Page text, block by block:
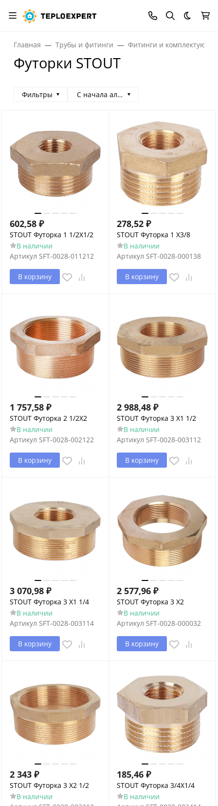
Темная
Главная Трубы и фитинги Фитинги и
Футорки STOUT
Фильтры С начала алфавита
602,58 ₽
STOUT Футорка 1 1/2X1/2
В наличии
Артикул SFT-0028-011212
В корзину
278,52 ₽
STOUT Футорка 1 X3/8
В наличии
Артикул SFT-0028-000138
В корзину
1 757,58 ₽
STOUT Футорка 2 1/2X2
В наличии
Артикул SFT-0028-002122
В корзину
2 988,48 ₽
STOUT Футорка 3 X1 1/2
В наличии
Артикул SFT-0028-003112
В корзину
3 070,98 ₽
STOUT Футорка 3 X1 1/4
В наличии
Артикул SFT-0028-003114
В корзину
2 577,96 ₽
STOUT Футорка 3 X2
В наличии
Артикул SFT-0028-000032
В корзину
2 343 ₽
STOUT Футорка 3 X2 1/2
В наличии
185,46 ₽
STOUT Футорка 3/4X1/4
В наличии